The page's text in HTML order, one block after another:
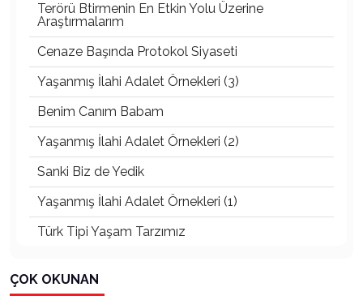
Terörü Btirmenin En Etkin Yolu Üzerine
Araştırmalarım
Cenaze Başında Protokol Siyaseti
Yaşanmış İlahi Adalet Örnekleri (3)
Benim Canım Babam
Yaşanmış İlahi Adalet Örnekleri (2)
Sanki Biz de Yedik
Yaşanmış İlahi Adalet Örnekleri (1)
Türk Tipi Yaşam Tarzımız
Katil Ağaçlar
ÇOK OKUNAN